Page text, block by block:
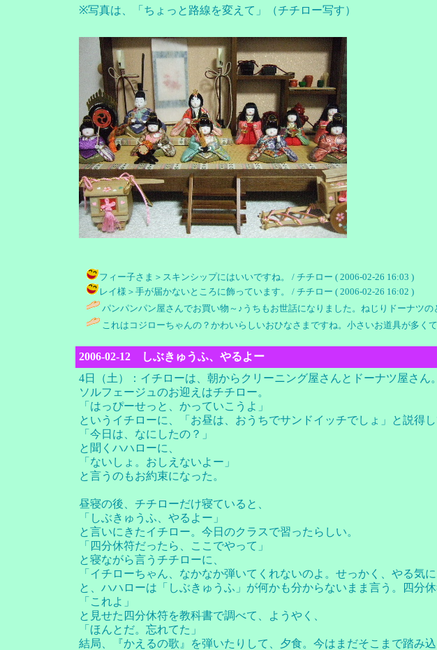
※写真は、「ちょっと路線を変えて」（チチロー写す）
フィー子さま＞スキンシップにはいいですね。 / チチロー ( 2006-02-26 16:03 )
レイ様＞手が届かないところに飾っています。 / チチロー ( 2006-02-26 16:02 )
パンパンパン屋さんでお買い物～♪うちもお世話になりました。ねじりドーナツ
これはコジローちゃんの？かわいらしいおひなさまですね。小さいお道具が多く
2006-02-12 しぶきゅうふ、やるよー
4日（土）：イチローは、朝からクリーニング屋さんとドーナツ屋さ
ソルフェージュのお迎えはチチロー。
「はっぴーせっと、かっていこうよ」
というイチローに、「お昼は、おうちでサンドイッチでしょ」と説得し
「今日は、なにしたの？」
と聞くハハローに、
「ないしょ。おしえないよー」
と言うのもお約束になった。
昼寝の後、チチローだけ寝ていると、
「しぶきゅうふ、やるよー」
と言いにきたイチロー。今日のクラスで習ったらしい。
「四分休符だったら、ここでやって」
と寝ながら言うチチローに、
「イチローちゃん、なかなか弾いてくれないのよ。せっかく、やる気
と、ハハローは「しぶきゅうふ」が何かも分からないまま言う。四分
「これよ」
と見せた四分休符を教科書で調べて、ようやく、
「ほんとだ。忘れてた」
結局、『かえるの歌』を弾いたりして、夕食。今はまだそこまで踏み